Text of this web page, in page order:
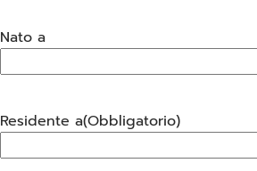
Nato a
Residente a(Obbligatorio)